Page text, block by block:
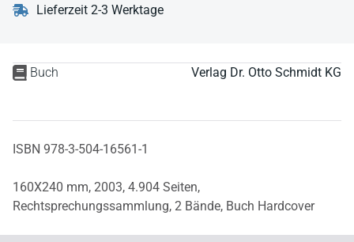
Buch Verlag Dr. Otto Schmidt KG
ISBN 978-3-504-16561-1
160X240 mm, 2003, 4.904 Seiten,
Rechtsprechungssammlung, 2 Bände, Buch Hardcover
Lieferzeit 2-3 Werktage